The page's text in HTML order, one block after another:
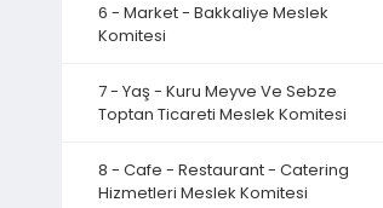
6 - Market - Bakkaliye Meslek
Komitesi
7 - Yaş - Kuru Meyve Ve Sebze
Toptan Ticareti Meslek Komitesi
8 - Cafe - Restaurant - Catering
Hizmetleri Meslek Komitesi